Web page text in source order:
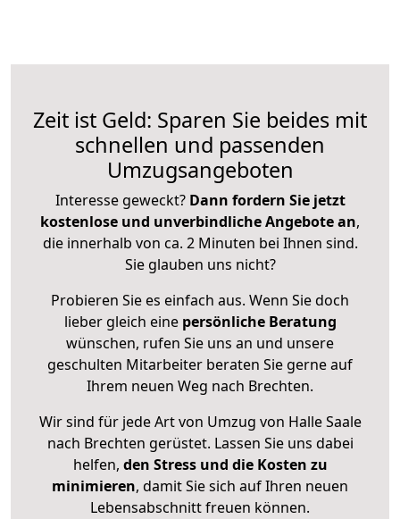
Zeit ist Geld: Sparen Sie beides mit
schnellen und passenden
Umzugsangeboten
Interesse geweckt? Dann fordern Sie jetzt
kostenlose und unverbindliche Angebote an,
die innerhalb von ca. 2 Minuten bei Ihnen sind.
Sie glauben uns nicht?
Probieren Sie es einfach aus. Wenn Sie doch
lieber gleich eine persönliche Beratung
wünschen, rufen Sie uns an und unsere
geschulten Mitarbeiter beraten Sie gerne auf
Ihrem neuen Weg nach Brechten.
Wir sind für jede Art von Umzug von Halle Saale
nach Brechten gerüstet. Lassen Sie uns dabei
helfen, den Stress und die Kosten zu
minimieren, damit Sie sich auf Ihren neuen
Lebensabschnitt freuen können.